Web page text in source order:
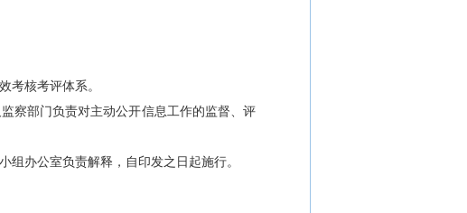
考核考评体系。
察部门负责对主动公开信息工作的监督、评
组办公室负责解释，自印发之日起施行。